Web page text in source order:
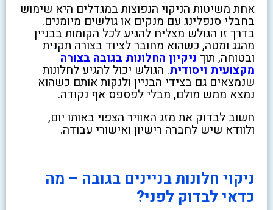
אחת משיטות הניקוי הנפוצות במגדלים היא שימוש
בחבלי סנפלינג עם מנקים או גולשים מיומנים.
בדרך זו הגולש מצליח להגיע לכל הקומות בבניין
מהגג ומטה, כשהוא מחובר לציוד בצורה תקנית
ובטוחה, תוך ניקיון החלונות בגובה בצורה
מקצועית ויסודית. הגולש יכול להגיע לחלונות
שנמצאים גם בצידי הבניין ולנקות אותם כשהוא
נמצא ממש מולם, מבלי לפספס אף נקודה.
חשוב לבדוק את מזג האוויר הצפוי באותו יום,
ולוודא שיש לחברה רישיון ואישורי עבודה.
ניקוי חלונות בניינים בגובה – מה
כדאי לבדוק לפני?